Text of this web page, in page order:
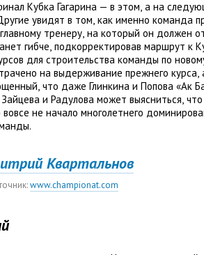
Кубка Гагарина — в этом, а на
увидят в том, как именно команда
тренеру, на который он должен
гибче, подкорректировав маршрут к
для строительства команды по
на выдерживание прежнего курса,
, что даже Глинкина и Попова «Ак
и Радулова может выясниться,
не начало многолетнего
Квартальнов
www.championat.com